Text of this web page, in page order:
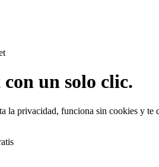
un solo clic.
la privacidad, funciona sin cookies y te